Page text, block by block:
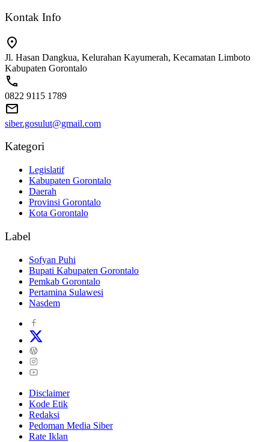
Kontak Info
Jl. Hasan Dangkua, Kelurahan Kayumerah, Kecamatan Limboto
Kabupaten Gorontalo
0822 9115 1789
siber.gosulut@gmail.com
Kategori
Legislatif
Kabupaten Gorontalo
Daerah
Provinsi Gorontalo
Kota Gorontalo
Label
Sofyan Puhi
Bupati Kabupaten Gorontalo
Pemkab Gorontalo
Pertamina Sulawesi
Nasdem
Disclaimer
Kode Etik
Redaksi
Pedoman Media Siber
Rate Iklan